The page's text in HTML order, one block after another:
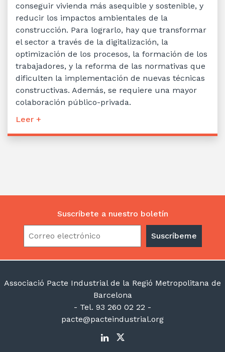
conseguir vivienda más asequible y sostenible, y
reducir los impactos ambientales de la
construcción. Para lograrlo, hay que transformar
el sector a través de la digitalización, la
optimización de los procesos, la formación de los
trabajadores, y la reforma de las normativas que
dificulten la implementación de nuevas técnicas
constructivas. Además, se requiere una mayor
colaboración público-privada.
Leer +
Suscríbete a nuestro boletín
Associació Pacte Industrial de la Regió Metropolitana de
Barcelona
- Tel. 93 260 02 22 -
pacte@pacteindustrial.org